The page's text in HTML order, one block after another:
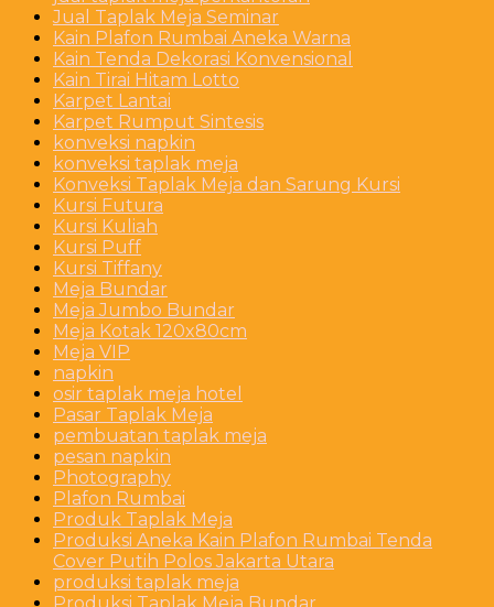
Jual Taplak Meja Seminar
Kain Plafon Rumbai Aneka Warna
Kain Tenda Dekorasi Konvensional
Kain Tirai Hitam Lotto
Karpet Lantai
Karpet Rumput Sintesis
konveksi napkin
konveksi taplak meja
Konveksi Taplak Meja dan Sarung Kursi
Kursi Futura
Kursi Kuliah
Kursi Puff
Kursi Tiffany
Meja Bundar
Meja Jumbo Bundar
Meja Kotak 120x80cm
Meja VIP
napkin
osir taplak meja hotel
Pasar Taplak Meja
pembuatan taplak meja
pesan napkin
Photography
Plafon Rumbai
Produk Taplak Meja
Produksi Aneka Kain Plafon Rumbai Tenda
Cover Putih Polos Jakarta Utara
produksi taplak meja
Produksi Taplak Meja Bundar